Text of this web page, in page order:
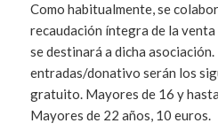
Como habitualmente, se
recaudación íntegra de la
se destinará a dicha
entradas/donativo serán los
gratuito. Mayores de 16 y
Mayores de 22 años, 10 euros.